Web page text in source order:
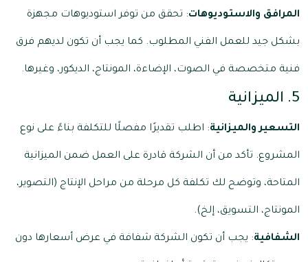
المرافق والاستوديوهات: تحقق من توفر استوديوهات مجهزة
بشكل جيد للعمل الفني المطلوب. كما يجب أن تكون لديهم فرق
فنية متخصصة في الصوت، الإضاءة، المونتاج، الديكور، وغيرها.
5. الميزانية
التسعير والميزانية: اطلب تقديرًا مفصلًا للتكلفة بناءً على نوع
المشروع. تأكد من أن الشركة قادرة على العمل ضمن الميزانية
المتاحة، وتوضح لك تكلفة كل مرحلة من مراحل الإنتاج (التصوير،
المونتاج، التسويق، إلخ).
الشفافية: يجب أن تكون الشركة شفافة في عرض أسعارها دون